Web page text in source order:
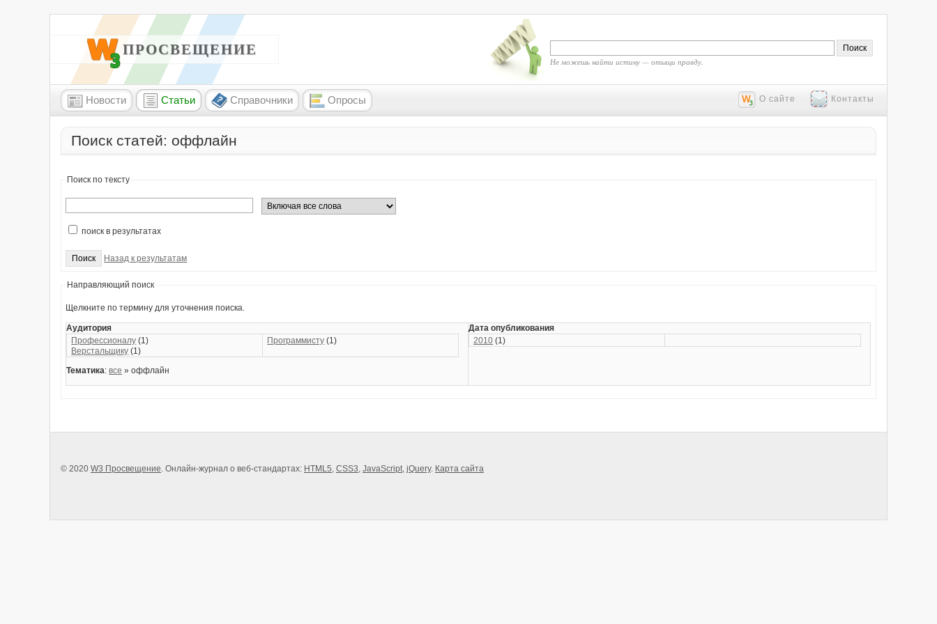
W3 ПРОСВЕЩЕНИЕ
Не можешь найти истину — отыщи правду.
Новости Статьи Справочники Опросы О сайте Контакты
Поиск статей: оффлайн
Поиск по тексту
поиск в результатах
Назад к результатам
Направляющий поиск
Щелкните по термину для уточнения поиска.
Аудитория
Профессионалу (1)
Верстальщику (1)
Программисту (1)
Тематика:все » оффлайн
Дата опубликования
2010 (1)
© 2020 W3 Просвещение. Онлайн-журнал о веб-стандартах: HTML5, CSS3, JavaScript, jQuery. Карта сайта